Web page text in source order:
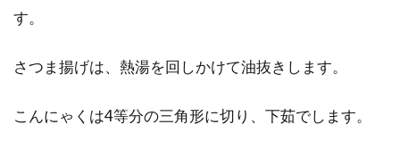
す。
さつま揚げは、熱湯を回しかけて油抜きします。
こんにゃくは4等分の三角形に切り、下茹でします。